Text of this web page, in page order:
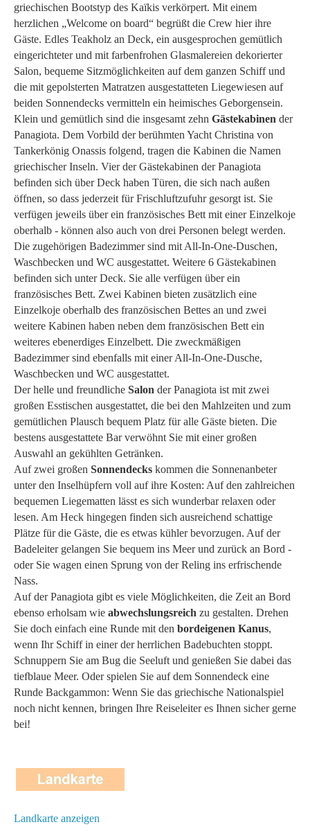
griechischen Bootstyp des Kaïkis verkörpert. Mit einem
herzlichen „Welcome on board“ begrüßt die Crew hier ihre
Gäste. Edles Teakholz an Deck, ein ausgesprochen gemütlich
eingerichteter und mit farbenfrohen Glasmalereien dekorierter
Salon, bequeme Sitzmöglichkeiten auf dem ganzen Schiff und
die mit gepolsterten Matratzen ausgestatteten Liegewiesen auf
beiden Sonnendecks vermitteln ein heimisches Geborgensein.
Klein und gemütlich sind die insgesamt zehn Gästekabinen der
Panagiota. Dem Vorbild der berühmten Yacht Christina von
Tankerkönig Onassis folgend, tragen die Kabinen die Namen
griechischer Inseln. Vier der Gästekabinen der Panagiota
befinden sich über Deck haben Türen, die sich nach außen
öffnen, so dass jederzeit für Frischluftzufuhr gesorgt ist. Sie
verfügen jeweils über ein französisches Bett mit einer Einzelkoje
oberhalb - können also auch von drei Personen belegt werden.
Die zugehörigen Badezimmer sind mit All-In-One-Duschen,
Waschbecken und WC ausgestattet. Weitere 6 Gästekabinen
befinden sich unter Deck. Sie alle verfügen über ein
französisches Bett. Zwei Kabinen bieten zusätzlich eine
Einzelkoje oberhalb des französischen Bettes an und zwei
weitere Kabinen haben neben dem französischen Bett ein
weiteres ebenerdiges Einzelbett. Die zweckmäßigen
Badezimmer sind ebenfalls mit einer All-In-One-Dusche,
Waschbecken und WC ausgestattet.
Der helle und freundliche Salon der Panagiota ist mit zwei
großen Esstischen ausgestattet, die bei den Mahlzeiten und zum
gemütlichen Plausch bequem Platz für alle Gäste bieten. Die
bestens ausgestattete Bar verwöhnt Sie mit einer großen
Auswahl an gekühlten Getränken.
Auf zwei großen Sonnendecks kommen die Sonnenanbeter
unter den Inselhüpfern voll auf ihre Kosten: Auf den zahlreichen
bequemen Liegematten lässt es sich wunderbar relaxen oder
lesen. Am Heck hingegen finden sich ausreichend schattige
Plätze für die Gäste, die es etwas kühler bevorzugen. Auf der
Badeleiter gelangen Sie bequem ins Meer und zurück an Bord -
oder Sie wagen einen Sprung von der Reling ins erfrischende
Nass.
Auf der Panagiota gibt es viele Möglichkeiten, die Zeit an Bord
ebenso erholsam wie abwechslungsreich zu gestalten. Drehen
Sie doch einfach eine Runde mit den bordeigenen Kanus,
wenn Ihr Schiff in einer der herrlichen Badebuchten stoppt.
Schnuppern Sie am Bug die Seeluft und genießen Sie dabei das
tiefblaue Meer. Oder spielen Sie auf dem Sonnendeck eine
Runde Backgammon: Wenn Sie das griechische Nationalspiel
noch nicht kennen, bringen Ihre Reiseleiter es Ihnen sicher gerne
bei!
Landkarte anzeigen